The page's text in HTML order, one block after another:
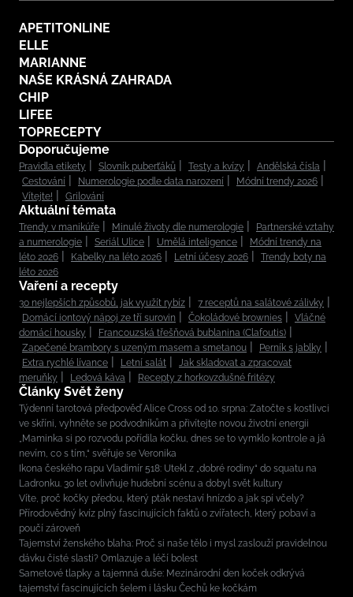
APETITONLINE
ELLE
MARIANNE
NAŠE KRÁSNÁ ZAHRADA
CHIP
LIFEE
TOPRECEPTY
Doporučujeme
Pravidla etikety Slovník puberťáků Testy a kvízy
Andělská čísla
Cestování
Numerologie podle data narození
Módní trendy 2026
Vítejte!
Grilování
Aktuální témata
Trendy v manikúře Minulé životy dle numerologie
Partnerské vztahy
a numerologie
Seriál Ulice Umělá inteligence
Módní trendy na
léto 2026
Kabelky na léto 2026 Letní účesy 2026
Trendy boty na
léto 2026
Vaření a recepty
30 nejlepších způsobů, jak využít rybíz
7 receptů na salátové zálivky
Domácí iontový nápoj ze tří surovin
Čokoládové brownies
Vláčné
domácí housky
Francouzská třešňová bublanina (Clafoutis)
Zapečené brambory s uzeným masem a smetanou
Perník s jablky
Extra rychlé lívance
Letní salát
Jak skladovat a zpracovat
meruňky
Ledová káva Recepty z horkovzdušné fritézy
Články Svět ženy
Týdenní tarotová předpověď Alice Cross od 10. srpna: Zatočte s kostlivci
ve skříni, vyhněte se podvodníkům a přivítejte novou životní energii
„Maminka si po rozvodu pořídila kočku, dnes se to vymklo kontrole a já
nevím, co s tím,“ svěřuje se Veronika
Ikona českého rapu Vladimír 518: Utekl z „dobré rodiny“ do squatu na
Ladronku. 30 let ovlivňuje hudební scénu a dobyl svět kultury
Víte, proč kočky předou, který pták nestaví hnízdo a jak spí včely?
Přírodovědný kvíz plný fascinujících faktů o zvířatech, který pobaví a
poučí zároveň
Tajemství ženského blaha: Proč si naše tělo i mysl zaslouží pravidelnou
dávku čisté slasti? Omlazuje a léčí bolest
Sametové tlapky a tajemná duše: Mezinárodní den koček odkrývá
tajemství fascinujících šelem i lásku Čechů ke kočkám